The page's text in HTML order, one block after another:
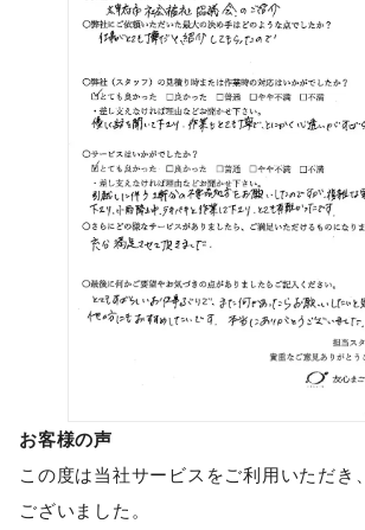
お客様の声
この度は当社サービスをご利用いただき
ございました。